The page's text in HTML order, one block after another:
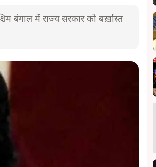
बंगाल में राज्य सरकार को बर्ख़ास्त